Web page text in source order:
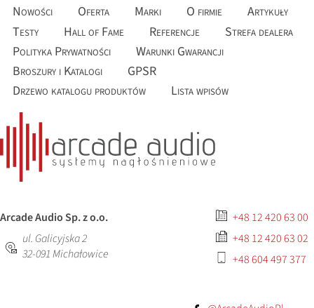
Nowości Oferta Marki O firmie
Artykuły
Testy
Hall of Fame Referencje
Strefa dealera
Polityka Prywatności
Warunki Gwarancji
Broszury i Katalogi
GPSR
Drzewo katalogu produktów
Lista wpisów
Arcade Audio Sp. z o.o.
ul. Galicyjska 2
32-091Michałowice
+48 12 420 63 00
+48 12 420 63 02
+48 604 497 377